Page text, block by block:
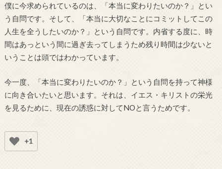
僕に今求められているのは、「本当に変わりたいのか？」とい
う自問です。そして、「本当に大切なことにコミットしてこの
人生を全うしたいのか？」という自問です。内省する度に、時
間はあっという間に過ぎ去ってしまうため残り時間は少ないと
いうことは頭ではわかっています。
今一度、「本当に変わりたいのか？」という自問を持って神様
に向き合いたいと思います。それは、イエス・キリストの栄光
を見るために、現在の誘惑に対してNOと言うためです。
+1